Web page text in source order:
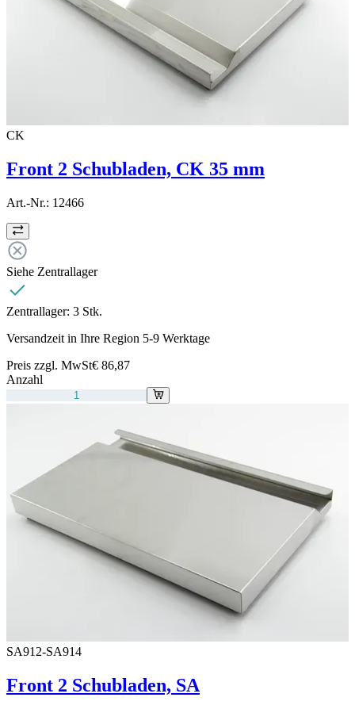
CK
Front 2 Schubladen, CK 35 mm
Art.-Nr.: 12466
Siehe Zentrallager
Zentrallager: 3 Stk.
Versandzeit in Ihre Region 5-9 Werktage
Preis zzgl. MwSt€ 86,87
Anzahl
SA912-SA914
Front 2 Schubladen, SA